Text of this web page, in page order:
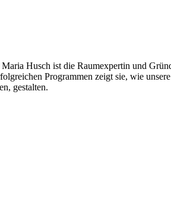
Husch ist die Raumexpertin und
Programmen zeigt sie, wie
gestalten.